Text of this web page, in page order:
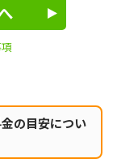
の目安につい